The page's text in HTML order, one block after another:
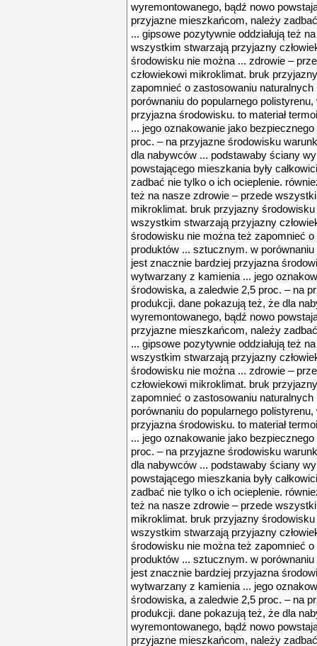
wyremontowanego, bądź nowo
przyjazne mieszkańcom, należy
... gipsowe pozytywnie oddziałują też
wszystkim stwarzają przyjazny
środowisku nie można ... zdrowie –
człowiekowi mikroklimat. bruk
zapomnieć o zastosowaniu
porównaniu do popularnego
przyjazna środowisku. to materiał
... jego oznakowanie jako
proc. – na przyjazne środowisku
dla nabywców ... podstawaby ściany
powstającego mieszkania były
zadbać nie tylko o ich ocieplenie.
też na nasze zdrowie – przede
mikroklimat. bruk przyjazny
wszystkim stwarzają przyjazny
środowisku nie można też zapomnieć
produktów ... sztucznym. w porównaniu
jest znacznie bardziej przyjazna
wytwarzany z kamienia ... jego
środowiska, a zaledwie 2,5 proc. – na
produkcji. dane pokazują też, że dla
wyremontowanego, bądź nowo
przyjazne mieszkańcom, należy
... gipsowe pozytywnie oddziałują też
wszystkim stwarzają przyjazny
środowisku nie można ... zdrowie –
człowiekowi mikroklimat. bruk
zapomnieć o zastosowaniu
porównaniu do popularnego
przyjazna środowisku. to materiał
... jego oznakowanie jako
proc. – na przyjazne środowisku
dla nabywców ... podstawaby ściany
powstającego mieszkania były
zadbać nie tylko o ich ocieplenie.
też na nasze zdrowie – przede
mikroklimat. bruk przyjazny
wszystkim stwarzają przyjazny
środowisku nie można też zapomnieć
produktów ... sztucznym. w porównaniu
jest znacznie bardziej przyjazna
wytwarzany z kamienia ... jego
środowiska, a zaledwie 2,5 proc. – na
produkcji. dane pokazują też, że dla
wyremontowanego, bądź nowo
przyjazne mieszkańcom, należy